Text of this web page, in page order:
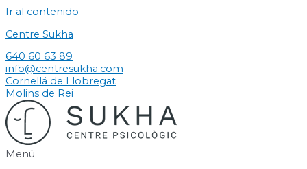
Ir al contenido
Centre Sukha
640 60 63 89
info@centresukha.com
Cornellá de Llobregat
Molins de Rei
Menú